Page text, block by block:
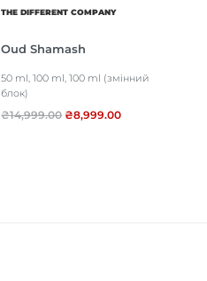
THE DIFFERENT COMPANY
Oud Shamash
50 ml, 100 ml, 100 ml (змінний
блок)
₴14,999.00 ₴8,999.00